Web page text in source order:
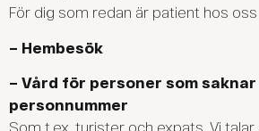
För dig som redan är patient hos oss
– Hembesök
– Vård för personer som
personnummer
Som t.ex. turister och expats. Vi talar